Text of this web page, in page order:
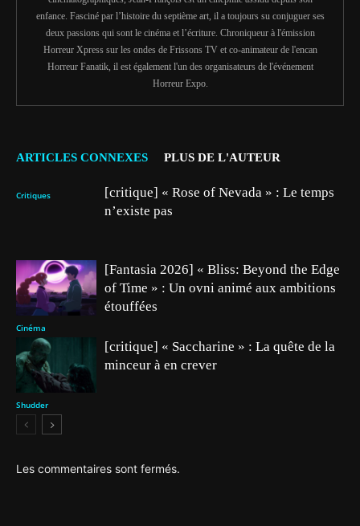
enfance. Fasciné par l’histoire du septième art, il a toujours su conjuguer ses
deux passions qui sont le cinéma et l’écriture. Chroniqueur à l'émission
Horreur Xpress sur les ondes de Frissons TV et co-animateur de l'encan
Horreur Fanatik, il est également l'un des organisateurs de l'événement
Horreur Expo.
ARTICLES CONNEXES PLUS DE L'AUTEUR
Critiques
[critique] « Rose of Nevada » : Le temps
n’existe pas
Cinéma
[Fantasia 2026] « Bliss: Beyond the Edge
of Time » : Un ovni animé aux ambitions
étouffées
Shudder
[critique] « Saccharine » : La quête de la
minceur à en crever
Les commentaires sont fermés.